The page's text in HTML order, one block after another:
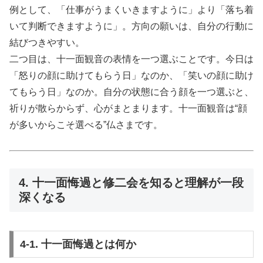
例として、「仕事がうまくいきますように」より「落ち着
いて判断できますように」。方向の願いは、自分の行動に
結びつきやすい。
二つ目は、十一面観音の表情を一つ選ぶことです。今日は
「怒りの顔に助けてもらう日」なのか、「笑いの顔に助け
てもらう日」なのか。自分の状態に合う顔を一つ選ぶと、
祈りが散らからず、心がまとまります。十一面観音は“顔
が多いからこそ選べる”仏さまです。
4. 十一面悔過と修二会を知ると理解が一段
深くなる
4-1. 十一面悔過とは何か